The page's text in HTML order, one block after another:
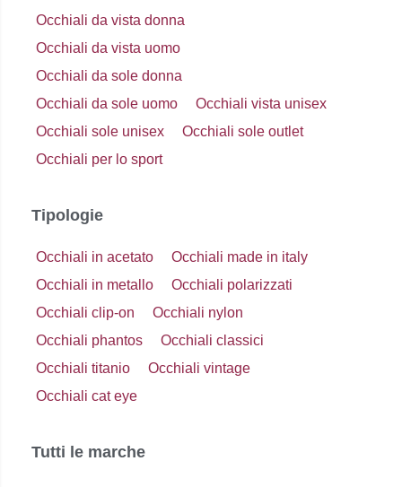
Occhiali da vista donna
Occhiali da vista uomo
Occhiali da sole donna
Occhiali da sole uomo
Occhiali vista unisex
Occhiali sole unisex
Occhiali sole outlet
Occhiali per lo sport
Tipologie
Occhiali in acetato
Occhiali made in italy
Occhiali in metallo
Occhiali polarizzati
Occhiali clip-on
Occhiali nylon
Occhiali phantos
Occhiali classici
Occhiali titanio
Occhiali vintage
Occhiali cat eye
Tutti le marche